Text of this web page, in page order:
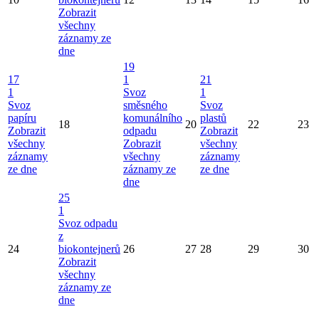
Zobrazit
všechny
záznamy ze
dne
17
1
Svoz
papíru
Zobrazit
všechny
záznamy
ze dne
18
19
1
Svoz
směsného
komunálního
odpadu
Zobrazit
všechny
záznamy ze
dne
20
21
1
Svoz
plastů
Zobrazit
všechny
záznamy
ze dne
22 23
24
25
1
Svoz odpadu
z
biokontejnerů
Zobrazit
všechny
záznamy ze
dne
26 27 28 29 30